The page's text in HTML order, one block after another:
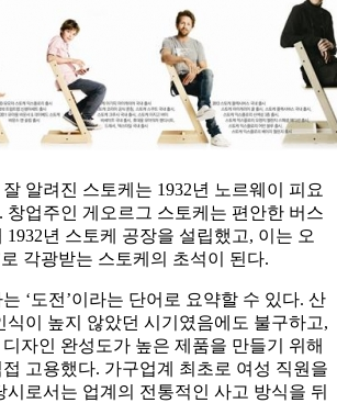
알려진 스토케는 1932년 노르웨이 피요
창업주인 게오르그 스토케는 편안한 버스
년 스토케 공장을 설립했고, 이는 오
로 각광받는 스토케의 초석이 된다.
‘도전’이라는 단어로 요약할 수 있다. 산
식이 높지 않았던 시기였음에도 불구하고,
자인 완성도가 높은 제품을 만들기 위해
고용했다. 가구업계 최초로 여성 직원을
시로서는 업계의 전통적인 사고 방식을 뒤